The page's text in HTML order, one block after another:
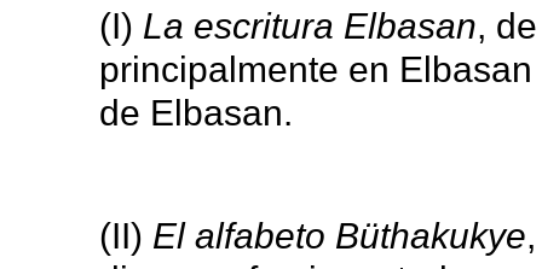
(I) La escritura Elbasan,
principalmente en
de Elbasan.